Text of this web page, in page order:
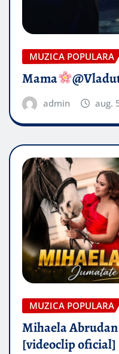
MUZICA POPULARA
Mama
admin aug.
MUZICA POPULARA
Mihaela
[videoclip oficial]